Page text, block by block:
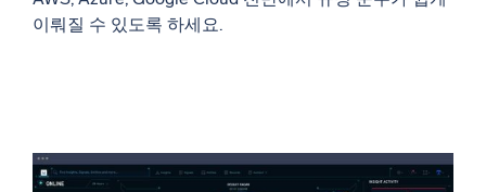
이뤄질 수 있도록 하세요.